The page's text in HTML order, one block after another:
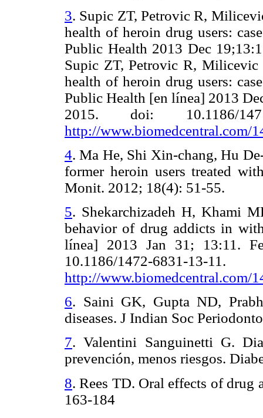
3. Supic ZT, Petrovic R,
health of heroin drug users:
Public Health 2013 Dec
Supic ZT, Petrovic R,
health of heroin drug users:
Public Health [en línea] 2013
2015. doi: 10.1186/
http://www.biomedcentral.com/
4.Ma He, Shi Xin-chang, Hu
former heroin users treated
Monit. 2012; 18(4): 51-55.
5. Shekarchizadeh H, Khami
behavior of drug addicts in
línea] 2013 Jan 31; 13:11.
10.1186/1472-
http://www.biomedcentral.com/
6. Saini GK, Gupta ND,
diseases. J Indian Soc
7.Valentini Sanguinetti G.
prevención, menos riesgos.
8.Rees TD. Oral effects of
163-184